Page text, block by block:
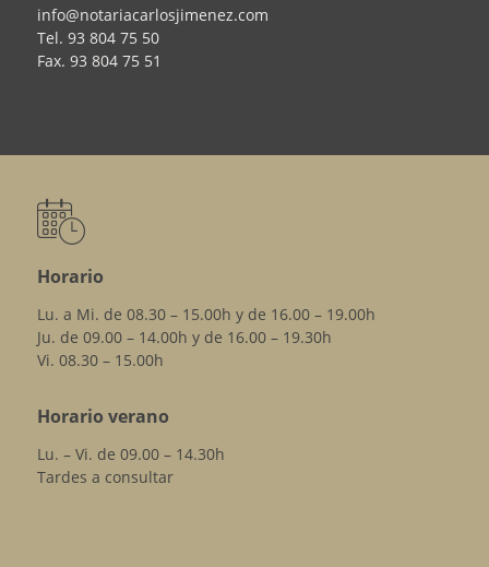
info@notariacarlosjimenez.com
Tel. 93 804 75 50
Fax. 93 804 75 51
Horario
Lu. a Mi. de 08.30 – 15.00h y de 16.00 – 19.00h
Ju. de 09.00 – 14.00h y de 16.00 – 19.30h
Vi. 08.30 – 15.00h
Horario verano
Lu. – Vi. de 09.00 – 14.30h
Tardes a consultar